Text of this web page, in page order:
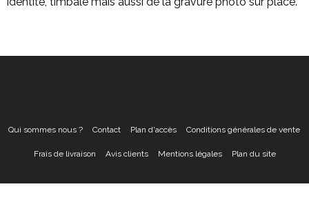
Qui sommes nous ? Contact Plan d'accès Conditions générales de vente
Frais de livraison Avis clients Mentions légales Plan du site